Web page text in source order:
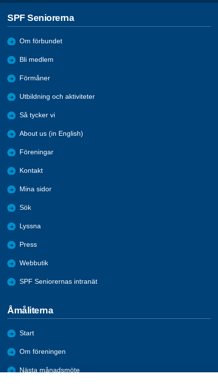
SPF Seniorerna
Om förbundet
Bli medlem
Förmåner
Utbildning och aktiviteter
Så tycker vi
About us (in English)
Föreningar
Kontakt
Mina sidor
Sök
Lyssna
Press
Webbutik
SPF Seniorernas intranät
Åmåliterna
Start
Om föreningen
Nästa månadsmöte